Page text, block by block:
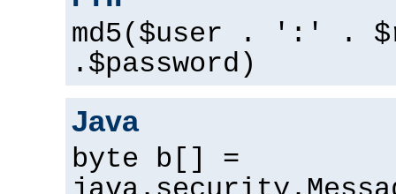
md5($user . ':' .
.$password)
Java
byte b[] =